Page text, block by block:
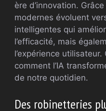
ère d’innovation. Grâce
modernes évoluent
intelligentes qui
l’efficacité, mais
l’expérience
comment l’IA
de notre quotidien.
Des robinetteries